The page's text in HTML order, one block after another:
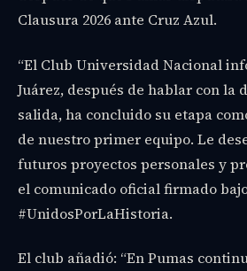
Clausura 2026 ante Cruz Azul.
“El Club Universidad Nacional
Juárez, después de hablar con la
salida, ha concluido su etapa
de nuestro primer equipo. Le
futuros proyectos personales y
el comunicado oficial firmado
#UnidosPorLaHistoria.
El club añadió: “En Pumas